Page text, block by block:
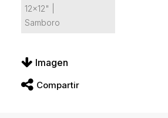
12x12"
Samboro
Imagen
Compartir